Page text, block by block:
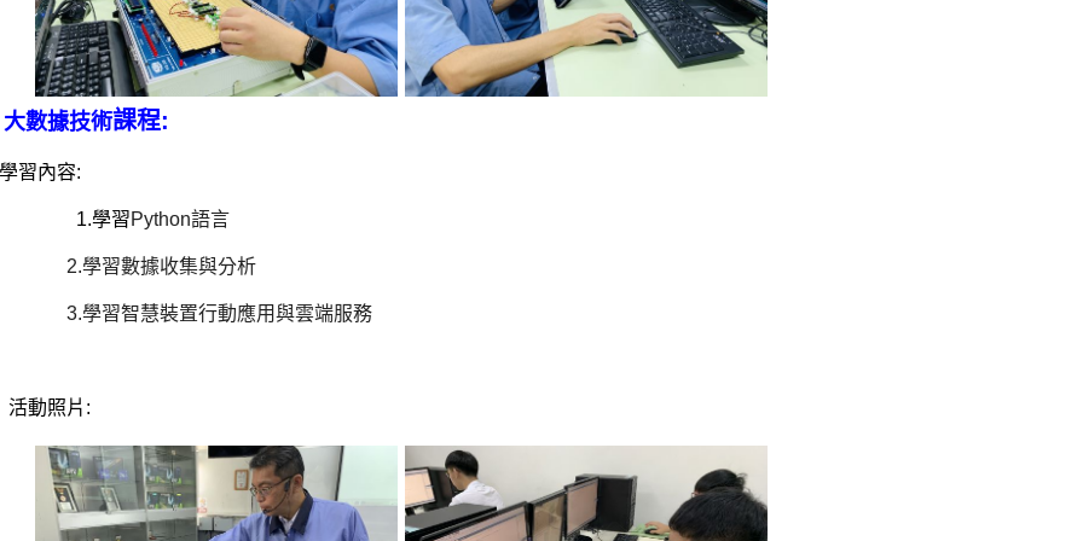
大數據技術課程:
內容:
學習Python語言
2.學習數據收集與分析
習智慧裝置行動應用與雲端服務
照片: